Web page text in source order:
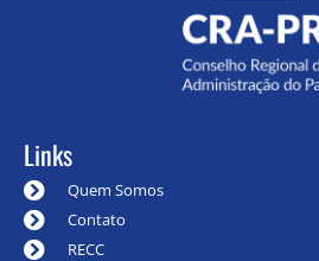
Links
Quem Somos
Contato
RECC